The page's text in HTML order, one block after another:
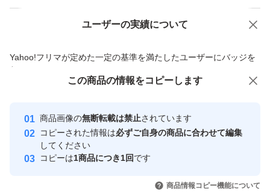
ユーザーの実績について
Yahoo!フリマが定めた一定の基準を満たしたユーザーにバッジを
付与しています
安心取引出品者
心・安全なユーザーです
取引実績
引を完了させた実績があります
価格の相談 商品への質問
この商品の情報をコピーします
商品画像の無断転載は禁止されています
コピーされた情報は必ずご自身の商品に合わせて編集
してください
コピーは1商品につき1回です
商品情報コピー機能について
この商品をみている人にオススメ